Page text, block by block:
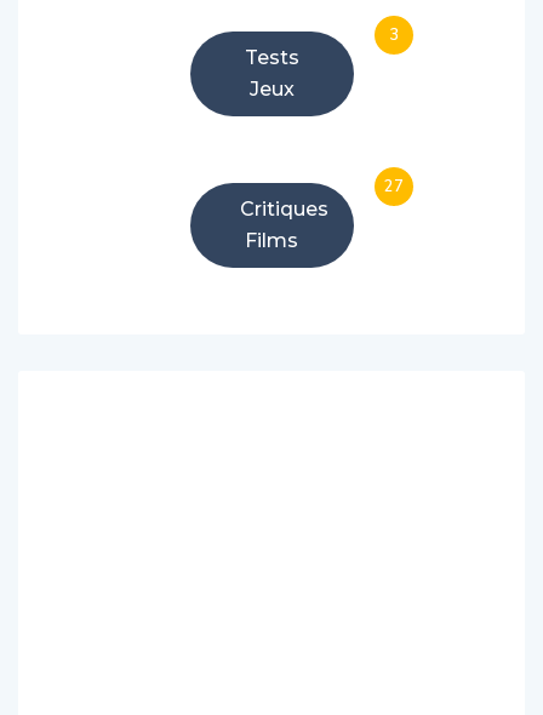
Tests
Jeux
3
Critiques
Films
27